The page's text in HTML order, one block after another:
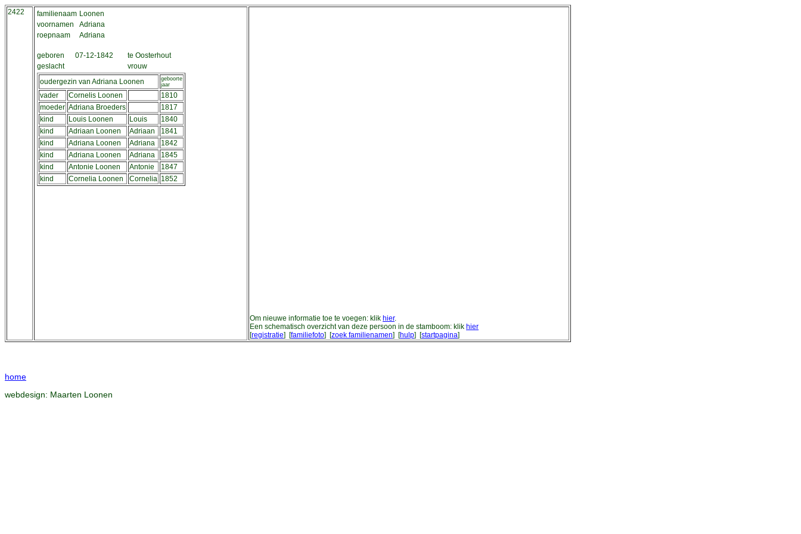
2422 familienaam Loonen
voornamen
Adriana
roepnaam
Adriana
geboren 07-12-1842
te Oosterhout
geslacht
vrouw
oudergezin van Adriana Loonen
geboorte
jaar
vader Cornelis Loonen
1810
moeder Adriana Broeders
1817
kind
Louis Loonen Louis
1840
kind
Adriaan Loonen Adriaan
1841
kind
Adriana Loonen Adriana
1842
kind
Adriana Loonen Adriana
1845
kind
Antonie Loonen Antonie
1847
kind
Cornelia Loonen Cornelia 1852
Om nieuwe informatie toe te voegen: klik hier.
Een schematisch overzicht van deze persoon in de stamboom: klik hier
[registratie] [familiefoto] [zoek familienamen] [hulp] [startpagina]
home
webdesign: Maarten Loonen